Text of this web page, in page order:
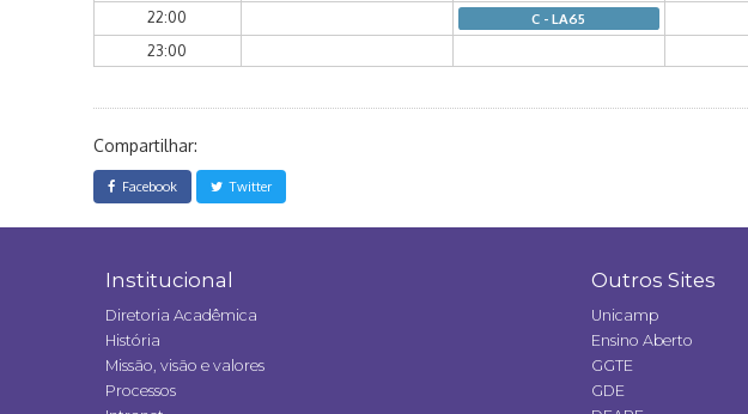
22:00 C - LA65
23:00
Compartilhar:
Facebook Twitter
Institucional
Diretoria Acadêmica
História
Missão, visão e valores
Processos
Outros Sites
Unicamp
Ensino Aberto
GGTE
GDE